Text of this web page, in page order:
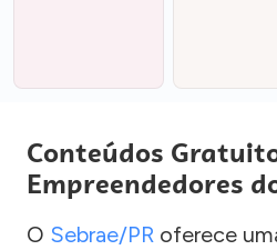
Conteúdos
Empreendedores
O Sebrae/PR oferece